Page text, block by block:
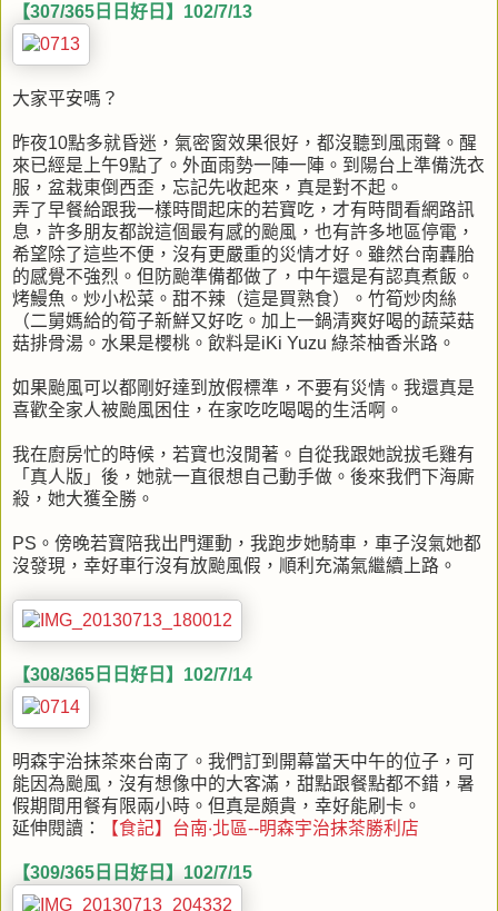
【307/365日日好日】102/7/13
大家平安嗎？
昨夜10點多就昏迷，氣密窗效果很好，都沒聽到風雨聲。醒
來已經是上午9點了。外面雨勢一陣一陣。到陽台上準備洗衣
服，盆栽東倒西歪，忘記先收起來，真是對不起。
弄了早餐給跟我一樣時間起床的若寶吃，才有時間看網路訊
息，許多朋友都說這個最有感的颱風，也有許多地區停電，
希望除了這些不便，沒有更嚴重的災情才好。雖然台南轟胎
的感覺不強烈。但防颱準備都做了，中午還是有認真煮飯。
烤鰻魚。炒小松菜。甜不辣（這是買熟食）。竹筍炒肉絲
（二舅媽給的筍子新鮮又好吃。加上一鍋清爽好喝的蔬菜菇
菇排骨湯。水果是櫻桃。飲料是iKi Yuzu 綠茶柚香米路。
如果颱風可以都剛好達到放假標準，不要有災情。我還真是
喜歡全家人被颱風困住，在家吃吃喝喝的生活啊。
我在廚房忙的時候，若寶也沒閒著。自從我跟她說拔毛雞有
「真人版」後，她就一直很想自己動手做。後來我們下海廝
殺，她大獲全勝。
PS。傍晚若寶陪我出門運動，我跑步她騎車，車子沒氣她都
沒發現，幸好車行沒有放颱風假，順利充滿氣繼續上路。
【308/365日日好日】102/7/14
明森宇治抹茶來台南了。我們訂到開幕當天中午的位子，可
能因為颱風，沒有想像中的大客滿，甜點跟餐點都不錯，暑
假期間用餐有限兩小時。但真是頗貴，幸好能刷卡。
延伸閱讀：
【食記】台南‧北區--明森宇治抹茶勝利店
【309/365日日好日】102/7/15